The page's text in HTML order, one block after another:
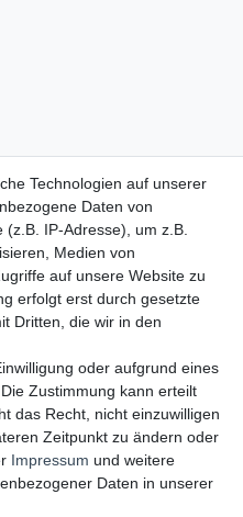
Technologien auf unserer
Daten von
IP-Adresse), um z.B.
Medien von
auf unsere Website zu
erfolgt erst durch gesetzte
Dritten, die wir in den
oder aufgrund eines
Zustimmung kann erteilt
das Recht, nicht einzuwilligen
Zeitpunkt zu ändern oder
Impressum und weitere
Daten in unserer